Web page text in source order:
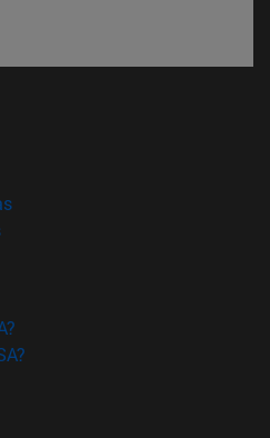
ventana)
(abre en nueva ventana)
(abre en nueva ventana)